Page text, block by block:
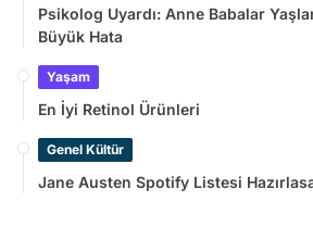
Psikolog Uyardı: Anne Babalar
Büyük Hata
Yaşam
En İyi Retinol Ürünleri
Genel Kültür
Jane Austen Spotify Listesi